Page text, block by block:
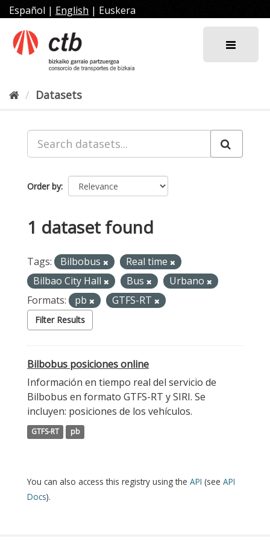
Skip
to
content
Español | English | Euskera
Datasets
Order by
1 dataset found
Tags: Bilbobus
Real time
Bilbao City Hall
Bus
Urbano
Formats:
pb GTFS-RT
Filter Results
Bilbobus posiciones online
Información en tiempo real del servicio de
Bilbobus en formato GTFS-RT y SIRI. Se
incluyen: posiciones de los vehículos.
GTFS-RT pb
You can also access this registry using the API (see API
Docs).